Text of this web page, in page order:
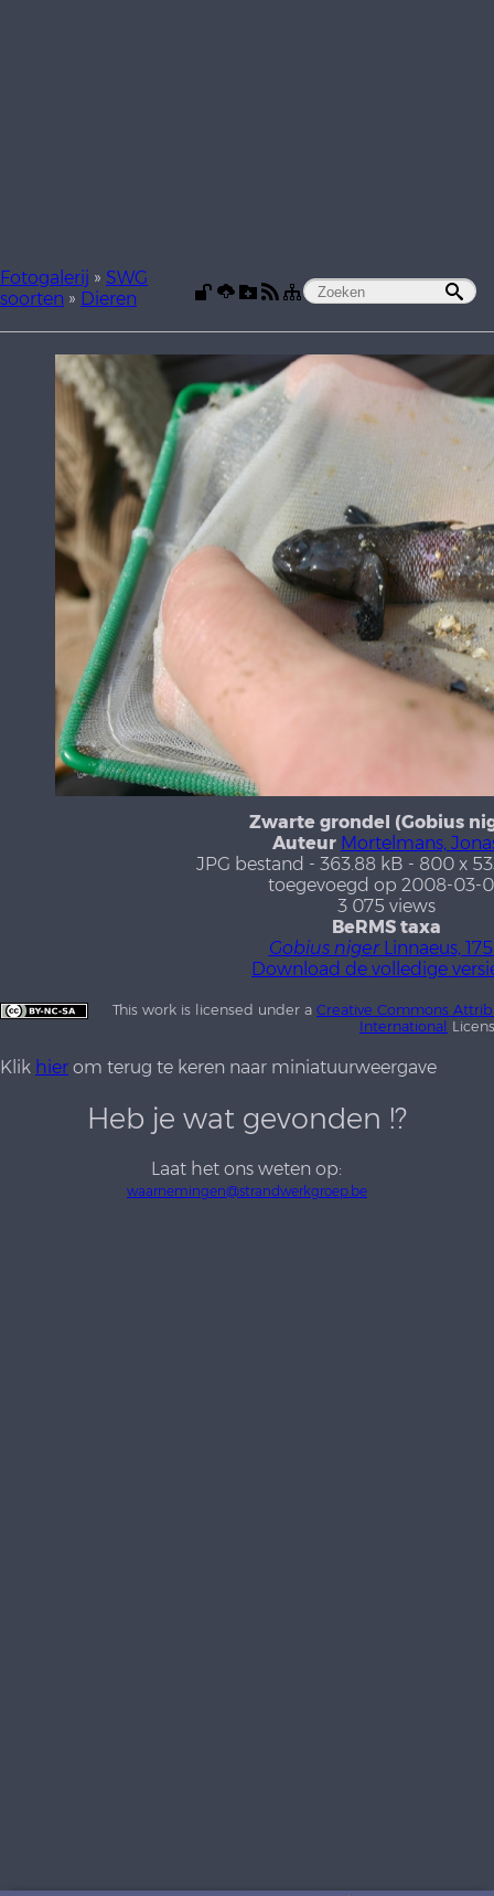
Fotogalerij » SWG
soorten » Dieren
Zwarte grondel (Gobius
Auteur Mortelmans,
JPG bestand - 363.88 kB - 800 x
toegevoegd op 2008-03-
3 075 views
BeRMS taxa
Gobius nigerLinnaeus,
Download de volledige
This work is licensed under a Creative Commons
International
Klik hier om terug te keren naar miniatuurweergave
Heb je wat gevonden !?
Laat het ons weten op:
waarnemingen@strandwerkgroep.be